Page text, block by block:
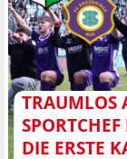
TRAUMLOS
DIE ERSTE